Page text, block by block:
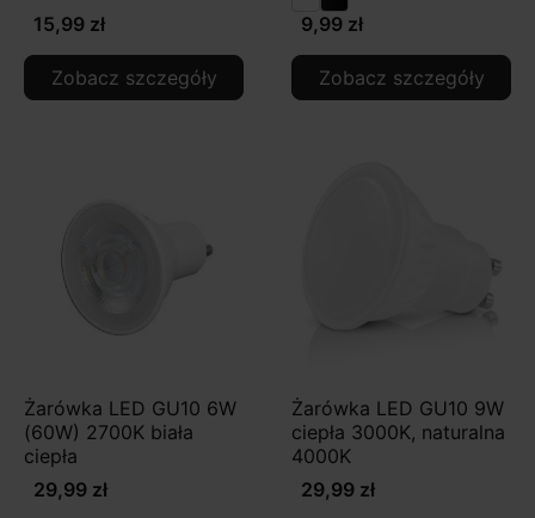
15,99 zł
Zobacz szczegóły
9,99 zł
Zobacz szczegóły
Żarówka LED GU10 6W
(60W) 2700K biała
ciepła
29,99 zł
Żarówka LED GU10 9W
ciepła 3000K, naturalna
4000K
29,99 zł